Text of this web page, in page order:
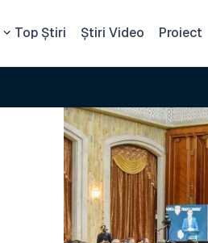
Top Știri Știri Video Proiect